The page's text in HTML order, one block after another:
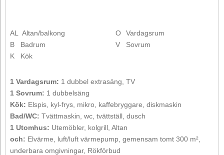
AL
Altan/balkong
B
Badrum
K
Kök
O
Vardagsrum
V
Sovrum
1 Vardagsrum: 1 dubbel extrasäng, TV
1 Sovrum: 1 dubbelsäng
Kök: Elspis, kyl-frys, mikro, kaffebryggare, diskmaskin
Bad/WC: Tvättmaskin, wc, tvättställ, dusch
1 Utomhus: Utemöbler, kolgrill, Altan
och: Elvärme, luft/luft värmepump, gemensam tomt 300 m²,
underbara omgivningar, Rökförbud